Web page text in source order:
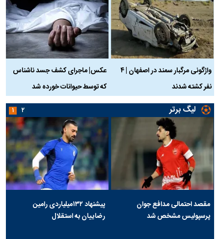
واژگونی مرگبار سمند در اصفهان | ۴
نفر کشته شدند
عکس| ماجرای کشف جسد ناشناس
که توسط حیوانات خورده شد
لیگ برتر
مقصد احتمالی مدافع جوان
پرسپولیس مشخص شد
پیشنهاد ۱۳۲میلیاردی رامین
رضاییان به استقلال
۱ ۲